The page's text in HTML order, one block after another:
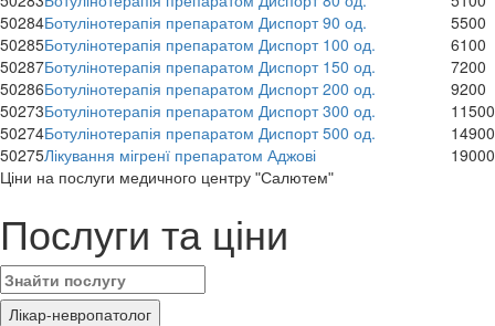
50284Ботулінотерапія препаратом Диспорт 90 од.
5500
50285Ботулінотерапія препаратом Диспорт 100 од.
6100
50287Ботулінотерапія препаратом Диспорт 150 од.
7200
50286Ботулінотерапія препаратом Диспорт 200 од.
9200
50273Ботулінотерапія препаратом Диспорт 300 од.
11500
50274Ботулінотерапія препаратом Диспорт 500 од.
14900
50275Лікування мігренї препаратом Аджові 19000
Цiни на послуги медичного центру "Салютем"
Послуги та ціни
Лікар-невропатолог